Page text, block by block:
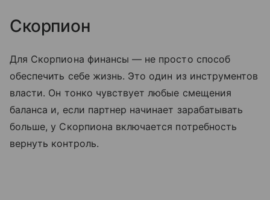
Скорпион
Для Скорпиона финансы — не просто способ
обеспечить себе жизнь. Это один из инструментов
власти. Он тонко чувствует любые смещения
баланса и, если партнер начинает зарабатывать
больше, у Скорпиона включается потребность
вернуть контроль.